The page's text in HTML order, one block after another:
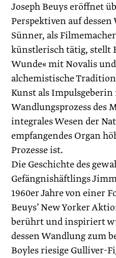
Joseph Beuys eröffnet
Perspektiven auf
Sünner, als
künstlerisch tätig, stellt
Wunde« mit Novalis
alchemistische
Kunst als
Wandlungsprozess des
integrales Wesen der
empfangendes Organ
Prozesse ist.
Die Geschichte des
Gefängnishäftlings
1960er Jahre von einer
Beuys’ New Yorker
berührt und inspiriert
dessen Wandlung zum
Boyles riesige Gulliver-